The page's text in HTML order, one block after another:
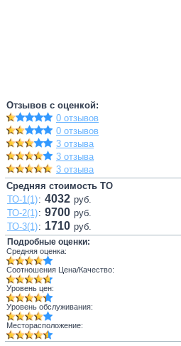
Отзывов с оценкой:
0 отзывов
0 отзывов
3 отзыва
3 отзыва
3 отзыва
Средняя стоимость ТО
ТО-1(1): 4032 руб.
ТО-2(1): 9700 руб.
ТО-3(1): 1710 руб.
Подробные оценки:
Средняя оценка:
Соотношения Цена/Качество:
Уровень цен:
Уровень обслуживания:
Месторасположение: